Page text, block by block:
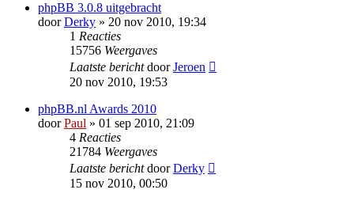
phpBB 3.0.8 uitgebracht
doorDerky » 20 nov 2010, 19:34
1 Reacties
15756 Weergaves
Laatste berichtdoorJeroen
20 nov 2010, 19:53
phpBB.nl Awards 2010
doorPaul » 01 sep 2010, 21:09
4 Reacties
21784 Weergaves
Laatste berichtdoorDerky
15 nov 2010, 00:50